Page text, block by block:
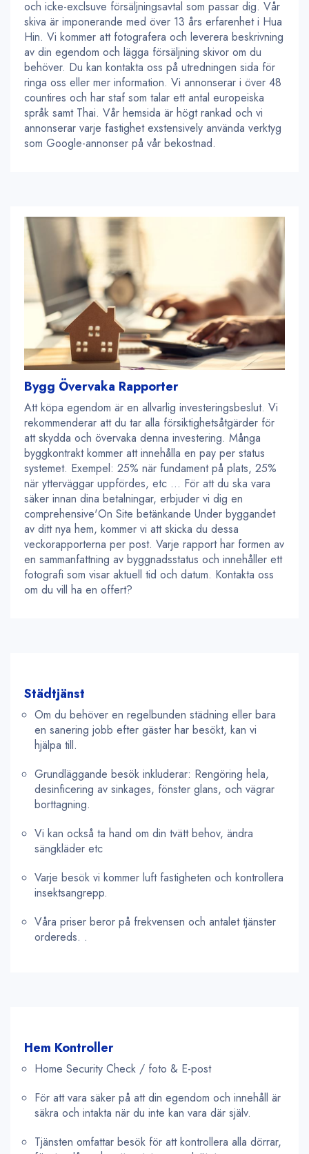
och icke-exclsuve försäljningsavtal som passar dig. Vår
skiva är imponerande med över 13 års erfarenhet i Hua
Hin. Vi kommer att fotografera och leverera beskrivning
av din egendom och lägga försäljning skivor om du
behöver. Du kan kontakta oss på utredningen sida för
ringa oss eller mer information. Vi annonserar i över 48
countires och har staf som talar ett antal europeiska
språk samt Thai. Vår hemsida är högt rankad och vi
annonserar varje fastighet exstensively använda verktyg
som Google-annonser på vår bekostnad.
Bygg Övervaka Rapporter
Att köpa egendom är en allvarlig investeringsbeslut. Vi
rekommenderar att du tar alla försiktighetsåtgärder för
att skydda och övervaka denna investering. Många
byggkontrakt kommer att innehålla en pay per status
systemet. Exempel: 25% när fundament på plats, 25%
när ytterväggar uppfördes, etc ... För att du ska vara
säker innan dina betalningar, erbjuder vi dig en
comprehensive'On Site betänkande Under byggandet
av ditt nya hem, kommer vi att skicka du dessa
veckorapporterna per post. Varje rapport har formen av
en sammanfattning av byggnadsstatus och innehåller ett
fotografi som visar aktuell tid och datum. Kontakta oss
om du vill ha en offert?
Städtjänst
Om du behöver en regelbunden städning eller bara
en sanering jobb efter gäster har besökt, kan vi
hjälpa till.
Grundläggande besök inkluderar: Rengöring hela,
desinficering av sinkages, fönster glans, och vägrar
borttagning.
Vi kan också ta hand om din tvätt behov, ändra
sängkläder etc
Varje besök vi kommer luft fastigheten och kontrollera
insektsangrepp.
Våra priser beror på frekvensen och antalet tjänster
ordereds. .
Hem Kontroller
Home Security Check / foto & E-post
För att vara säker på att din egendom och innehåll är
säkra och intakta när du inte kan vara där själv.
Tjänsten omfattar besök för att kontrollera alla dörrar,